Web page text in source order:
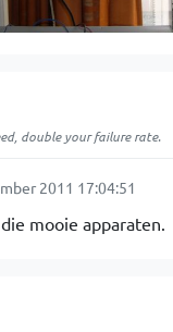
double your failure rate.
2011 17:04:51
mooie apparaten.